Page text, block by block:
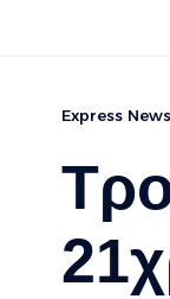
Express News